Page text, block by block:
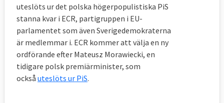
uteslöts ur det polska högerpopulistiska PiS
stanna kvar i ECR, partigruppen i EU-
parlamentet som även Sverigedemokraterna
är medlemmar i. ECR kommer att välja en ny
ordförande efter Mateusz Morawiecki, en
tidigare polsk premiärminister, som
också uteslöts ur PiS.